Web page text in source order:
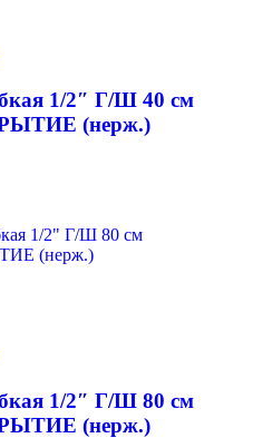
1/2″ Г/Ш 40 см
(нерж.)
1/2″ Г/Ш 80 см
(нерж.)